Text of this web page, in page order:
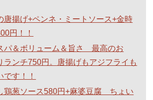
唐揚げ+ペンネ・ミートソース+金時
円！！
パ＆ボリューム＆旨さ 最高のお
ランチ750円。唐揚げもアジフライも
です！！
鶏葱ソース580円+麻婆豆腐 ちょい